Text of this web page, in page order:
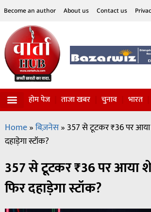
Become an author About us Contact us
होम पेज ताजा खबर चुनाव भारत
Home»बिज़नेस» 357 से टूटकर ₹36 पर आया
दहाड़ेगा स्टॉक?
357 से टूटकर ₹36 पर आया
फिर दहाड़ेगा स्टॉक?